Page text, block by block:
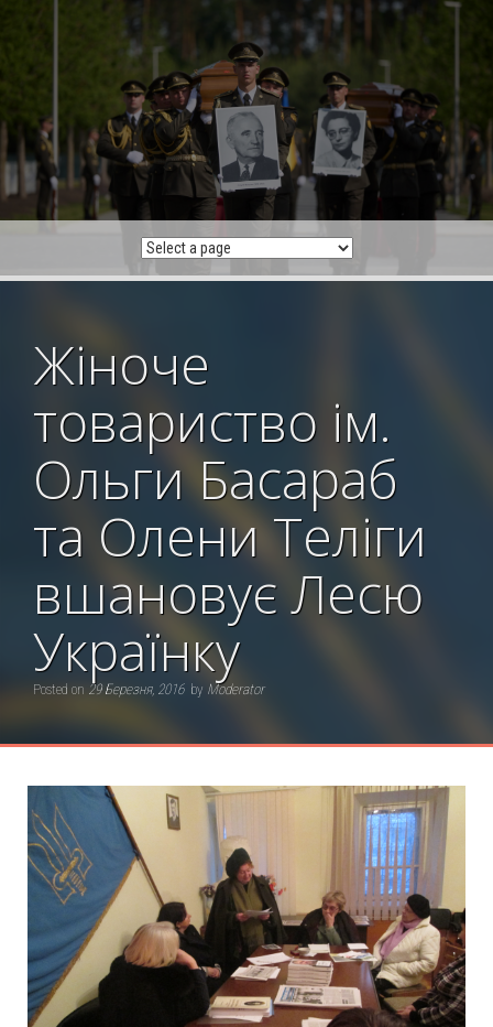
Жіноче
товариство ім.
Ольги Басараб
та Олени Теліги
вшановує Лесю
Українку
Posted on 29 Березня, 2016 by Moderator